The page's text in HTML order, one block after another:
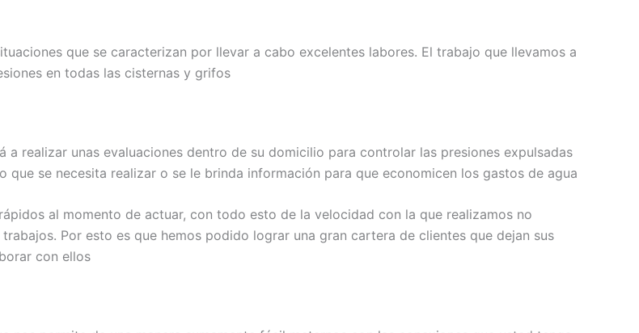
que se caracterizan por llevar a cabo excelentes labores. El trabajo que llevamos a
en todas las cisternas y grifos
realizar unas evaluaciones dentro de su domicilio para controlar las presiones expulsadas
se necesita realizar o se le brinda información para que economicen los gastos de agua
al momento de actuar, con todo esto de la velocidad con la que realizamos no
Por esto es que hemos podido lograr una gran cartera de clientes que dejan sus
con ellos